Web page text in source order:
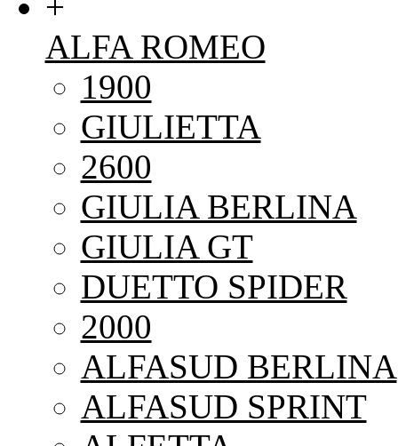
ALFA ROMEO
1900
GIULIETTA
2600
GIULIA BERLINA
GIULIA GT
DUETTO SPIDER
2000
ALFASUD BERLINA
ALFASUD SPRINT